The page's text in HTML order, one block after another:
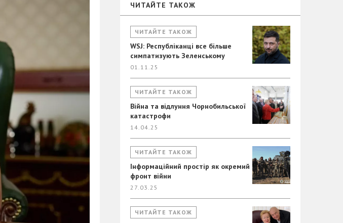
ЧИТАЙТЕ ТАКОЖ
ЧИТАЙТЕ ТАКОЖ
WSJ: Республіканці все більше
симпатизують Зеленському
01.11.25
ЧИТАЙТЕ ТАКОЖ
Війна та відлуння Чорнобильської
катастрофи
14.04.25
ЧИТАЙТЕ ТАКОЖ
Інформаційний простір як окремий
фронт війни
27.03.25
ЧИТАЙТЕ ТАКОЖ